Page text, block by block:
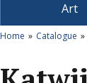
Art
Home Catalogue